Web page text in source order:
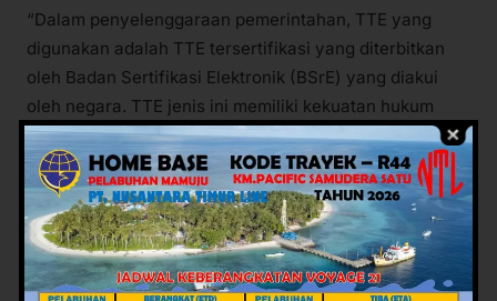
“Dalam penyelenggaraan pemerintahan, TTE yang
digunakan adalah TTE tersertifikasi yang diterbitkan
oleh Badan Sertifikasi Elektronik (BSrE) yang diakui
oleh negara. TTE jenis ini memiliki kekuatan hukum
yang sah serta menjamin keaslian dan keutuhan
dokumen elektronik,” ujarnya.
Ia berharap, penerapan TTE dapat terus dioptimalkan
di lingkup Pemprov Sulbar sebagai bagian dari